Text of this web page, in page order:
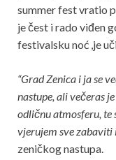
summer fest vratio
je čest i rado viđen
festivalsku noć ,je
“Grad Zenica i ja se
nastupe, ali večeras
odličnu atmosferu, te
vjerujem sve zabaviti
zeničkog nastupa.